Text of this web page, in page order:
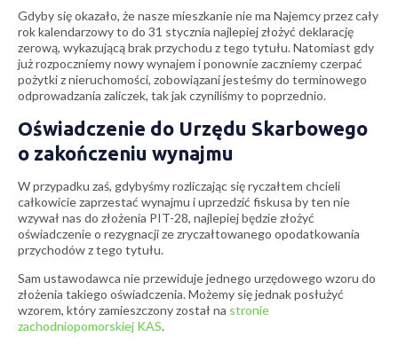
Gdyby się okazało, że nasze mieszkanie nie ma Najemcy przez cały
rok kalendarzowy to do 31 stycznia najlepiej złożyć deklarację
zerową, wykazującą brak przychodu z tego tytułu. Natomiast gdy
już rozpoczniemy nowy wynajem i ponownie zaczniemy czerpać
pożytki z nieruchomości, zobowiązani jesteśmy do terminowego
odprowadzania zaliczek, tak jak czyniliśmy to poprzednio.
Oświadczenie do Urzędu Skarbowego
o zakończeniu wynajmu
W przypadku zaś, gdybyśmy rozliczając się ryczałtem chcieli
całkowicie zaprzestać wynajmu i uprzedzić fiskusa by ten nie
wzywał nas do złożenia PIT-28, najlepiej będzie złożyć
oświadczenie o rezygnacji ze zryczałtowanego opodatkowania
przychodów z tego tytułu.
Sam ustawodawca nie przewiduje jednego urzędowego wzoru do
złożenia takiego oświadczenia. Możemy się jednak posłużyć
wzorem, który zamieszczony został na stronie
zachodniopomorskiej KAS.